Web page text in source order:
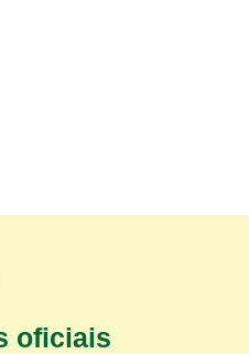
oficiais